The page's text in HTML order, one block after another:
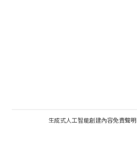
生成式人工智能創建內容免責聲明